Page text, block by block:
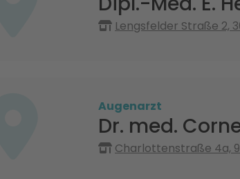
Lengsfelder Straße 2,
Augenarzt
Dr. med.
Charlottenstraße 4a,